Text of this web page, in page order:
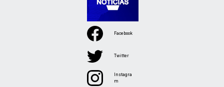
Facebook
Twitter
Instagra
m